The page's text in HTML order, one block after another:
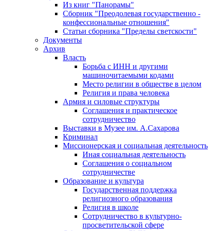
Из книг "Панорамы"
Сборник "Преодолевая государственно -
конфессиональные отношения"
Статьи сборника "Пределы светскости"
Документы
Архив
Власть
Борьба с ИНН и другими
машиночитаемыми кодами
Место религии в обществе в целом
Религия и права человека
Армия и силовые структуры
Соглашения и практическое
сотрудничество
Выставки в Музее им. А.Сахарова
Криминал
Миссионерская и социальная деятельность
Иная социальная деятельность
Соглашения о социальном
сотрудничестве
Образование и культура
Государственная поддержка
религиозного образования
Религия в школе
Сотрудничество в культурно-
просветительской сфере